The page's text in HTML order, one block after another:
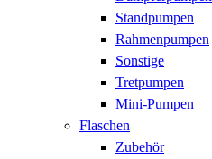
Standpumpen
Rahmenpumpen
Sonstige
Tretpumpen
Mini-Pumpen
Flaschen
Zubehör